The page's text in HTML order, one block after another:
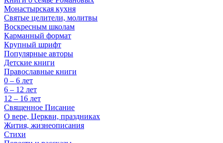
Монастырская кухня
Святые целители, молитвы
Воскресным школам
Карманный формат
Крупный шрифт
Популярные авторы
Детские книги
Православные книги
0 – 6 лет
6 – 12 лет
12 – 16 лет
Священное Писание
О вере, Церкви, праздниках
Жития, жизнеописания
Стихи